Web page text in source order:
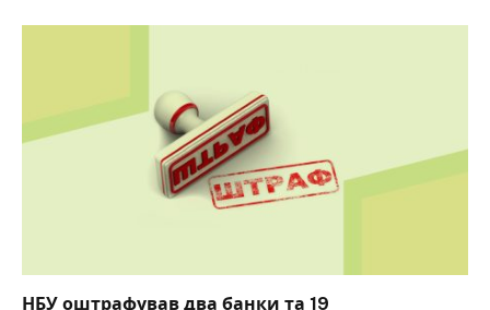
НБУ оштрафував два банки та 19